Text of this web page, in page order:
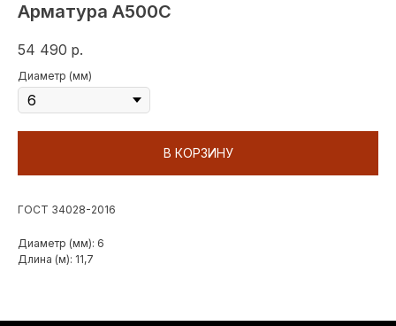
Арматура А500С
54 490 р.
Диаметр (мм)
В КОРЗИНУ
ГОСТ 34028-2016
Диаметр (мм): 6
Длина (м): 11,7